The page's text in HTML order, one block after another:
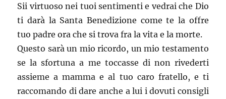
Sii virtuoso nei tuoi sentimenti e vedrai che Dio
ti darà la Santa Benedizione come te la offre
tuo padre ora che si trova fra la vita e la morte.
Questo sarà un mio ricordo, un mio testamento
se la sfortuna a me toccasse di non rivederti
assieme a mamma e al tuo caro fratello, e ti
raccomando di dare anche a lui i dovuti consigli